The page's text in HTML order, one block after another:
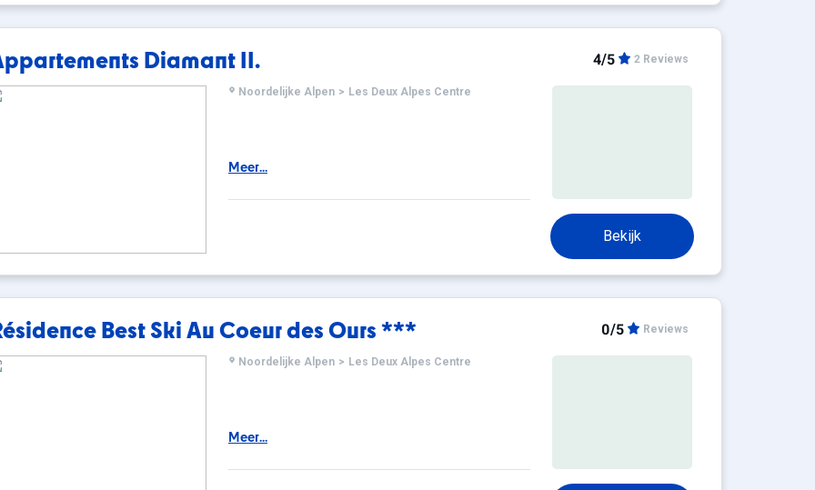
Diamant II. 4/5 2 Reviews
Noordelijke Alpen > Les Deux Alpes Centre
Meer...
Bekijk
Best Ski Au Coeur des Ours *** 0/5 Reviews
Noordelijke Alpen > Les Deux Alpes Centre
Meer...